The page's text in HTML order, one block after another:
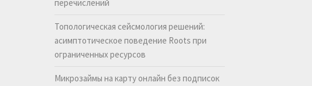
перечислений
Топологическая сейсмология решений:
асимптотическое поведение Roots при
ограниченных ресурсов
Микрозаймы на карту онлайн без подписок